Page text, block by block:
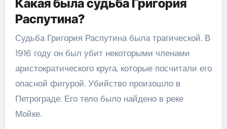
Какая была судьба Григория
Распутина?
Судьба Григория Распутина была трагической. В
1916 году он был убит некоторыми членами
аристократического круга, которые посчитали его
опасной фигурой. Убийство произошло в
Петрограде. Его тело было найдено в реке
Мойке.